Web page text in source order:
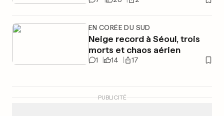
EN CORÉE DU SUD
Neige record à Séoul, trois
morts et chaos aérien
1 14 17
PUBLICITÉ